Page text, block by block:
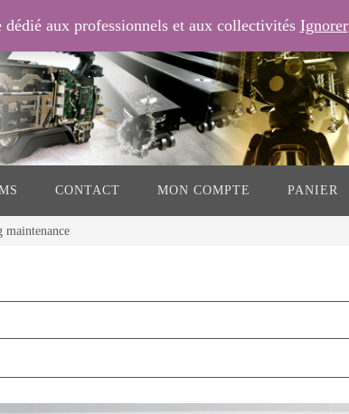
CONTACT MON COMPTE PANIER
maintenance
dédié aux professionnels et aux collectivités Ignorer